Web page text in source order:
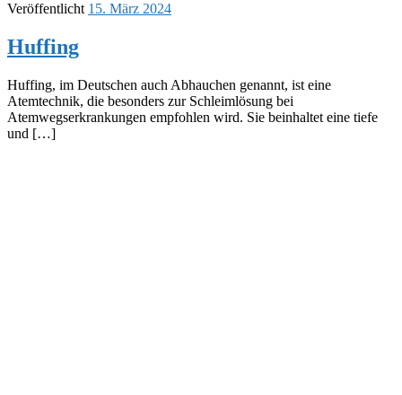
Veröffentlicht 15. März 2024
Huffing
Huffing, im Deutschen auch Abhauchen genannt, ist eine
Atemtechnik, die besonders zur Schleimlösung bei
Atemwegserkrankungen empfohlen wird. Sie beinhaltet eine tiefe
und […]